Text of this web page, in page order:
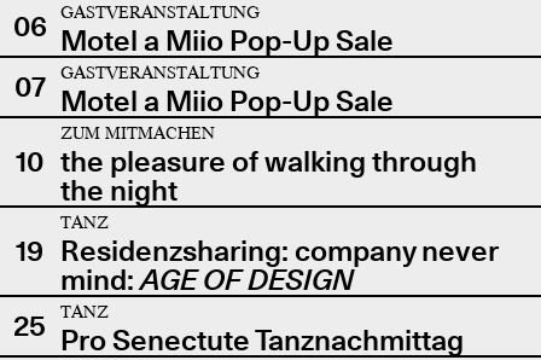
06
GASTVERANSTALTUNG
Motel a Miio Pop-Up Sale
07
GASTVERANSTALTUNG
Motel a Miio Pop-Up Sale
10
ZUM MITMACHEN
the pleasure of walking through
the night
19
TANZ
Residenzsharing: company never
mind:AGE OF DESIGN
25
TANZ
Pro Senectute Tanznachmittag